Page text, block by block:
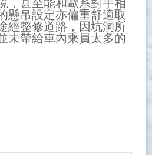
，甚至能和歐系對手相
懸吊設定亦偏重舒適取
經整修道路，因坑洞所
未帶給車內乘員太多的